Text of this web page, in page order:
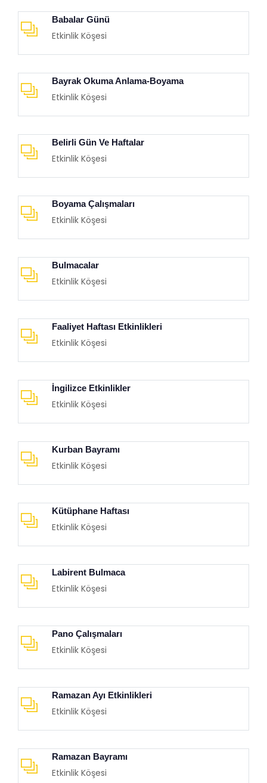
Babalar Günü
Etkinlik Köşesi
Bayrak Okuma Anlama-Boyama
Etkinlik Köşesi
Belirli Gün Ve Haftalar
Etkinlik Köşesi
Boyama Çalışmaları
Etkinlik Köşesi
Bulmacalar
Etkinlik Köşesi
Faaliyet Haftası Etkinlikleri
Etkinlik Köşesi
İngilizce Etkinlikler
Etkinlik Köşesi
Kurban Bayramı
Etkinlik Köşesi
Kütüphane Haftası
Etkinlik Köşesi
Labirent Bulmaca
Etkinlik Köşesi
Pano Çalışmaları
Etkinlik Köşesi
Ramazan Ayı Etkinlikleri
Etkinlik Köşesi
Ramazan Bayramı
Etkinlik Köşesi